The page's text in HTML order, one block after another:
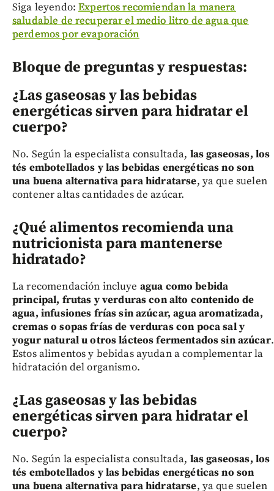
Siga leyendo:Expertos recomiendan la manera
saludable de recuperar el medio litro de agua que
perdemos por evaporación
Bloque de preguntas y respuestas:
¿Las gaseosas y las bebidas
energéticas sirven para hidratar el
cuerpo?
No. Según la especialista consultada, las gaseosas, los
tés embotellados y las bebidas energéticas no son
una buena alternativa para hidratarse, ya que suelen
contener altas cantidades de azúcar.
¿Qué alimentos recomienda una
nutricionista para mantenerse
hidratado?
La recomendación incluye agua como bebida
principal, frutas y verduras con alto contenido de
agua, infusiones frías sin azúcar, agua aromatizada,
cremas o sopas frías de verduras con poca sal y
yogur natural u otros lácteos fermentados sin azúcar.
Estos alimentos y bebidas ayudan a complementar la
hidratación del organismo.
¿Las gaseosas y las bebidas
energéticas sirven para hidratar el
cuerpo?
No. Según la especialista consultada, las gaseosas, los
tés embotellados y las bebidas energéticas no son
una buena alternativa para hidratarse, ya que suelen